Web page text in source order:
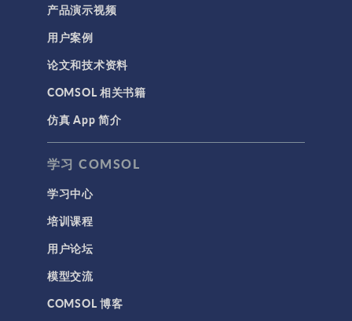
产品演示视频
用户案例
论文和技术资料
COMSOL 相关书籍
仿真 App 简介
学习 COMSOL
学习中心
培训课程
用户论坛
模型交流
COMSOL 博客